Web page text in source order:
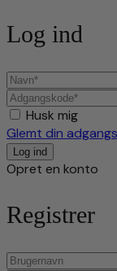
Log ind
Husk mig
Glemt din
Opret en konto
Registrer